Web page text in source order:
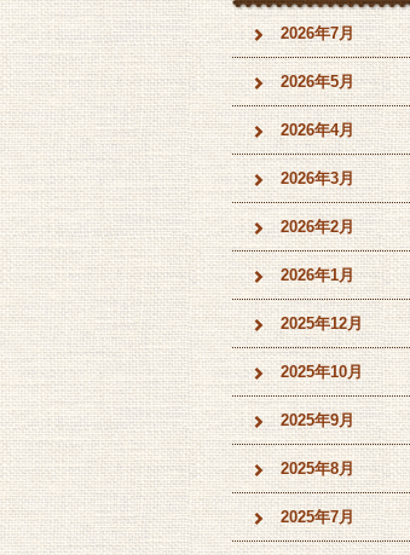
2026年7月
2026年5月
2026年4月
2026年3月
2026年2月
2026年1月
2025年12月
2025年10月
2025年9月
2025年8月
2025年7月